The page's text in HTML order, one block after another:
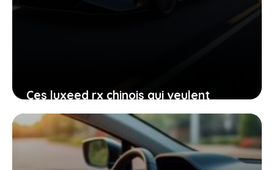
Ces luxeed rx chinois qui veulent
séduire avec un look Ferrari, êtes-vous
convaincu ?